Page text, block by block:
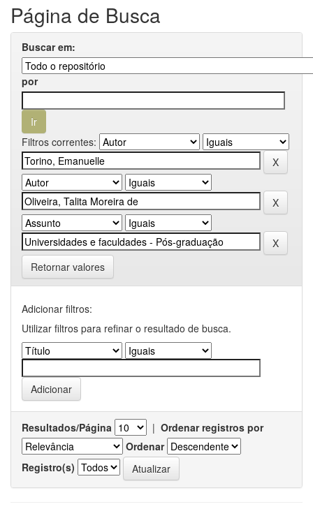
Página de Busca
Buscar em:
por
Filtros correntes:
Retornar valores
Adicionar filtros:
Utilizar filtros para refinar o resultado de busca.
Resultados/Página | Ordenar registros por
Ordenar
Registro(s)